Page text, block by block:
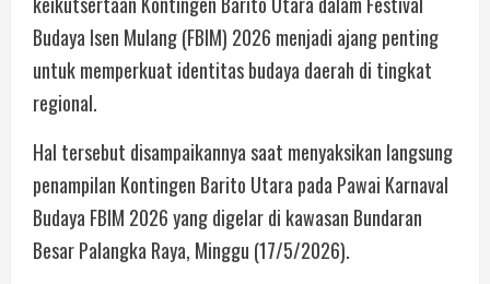
Budaya Isen Mulang (FBIM) 2026 menjadi ajang penting
untuk memperkuat identitas budaya daerah di tingkat
regional.
Hal tersebut disampaikannya saat menyaksikan langsung
penampilan Kontingen Barito Utara pada Pawai Karnaval
Budaya FBIM 2026 yang digelar di kawasan Bundaran
Besar Palangka Raya, Minggu (17/5/2026).